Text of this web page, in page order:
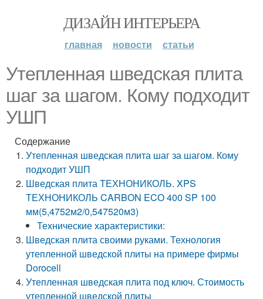
ДИЗАЙН ИНТЕРЬЕРА
главная новости статьи
Утепленная шведская плита
шаг за шагом. Кому подходит
УШП
Содержание
Утепленная шведская плита шаг за шагом. Кому
подходит УШП
Шведская плита ТЕХНОНИКОЛЬ. XPS
ТЕХНОНИКОЛЬ CARBON ECO 400 SP 100
мм(5,4752м2/0,547520м3)
Технические характеристики:
Шведская плита своими руками. Технология
утепленной шведской плиты на примере фирмы
Dorocell
Утепленная шведская плита под ключ. Стоимость
утепленной шведской плиты